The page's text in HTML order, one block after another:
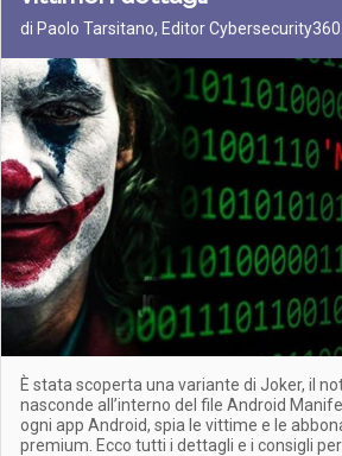
di Paolo Tarsitano, Editor
È stata scoperta una variante di Joker, il
nasconde all’interno del file Android
ogni app Android, spia le vittime e le
premium. Ecco tutti i dettagli e i consigli